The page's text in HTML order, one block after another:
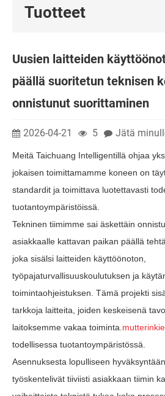
Tuotteet
Uusien laitteiden
päällä suoritetun teknisen
onnistunut suorittaminen
2026-04-21 5 Jätä
Meitä Taichuang Intelligentillä ohjaa
jokaisen toimittamamme koneen on
standardit ja toimittava luotettavasti
tuotantoympäristöissä.
Tekninen tiimimme sai äskettäin
asiakkaalle kattavan paikan päällä
joka sisälsi laitteiden käyttöönoton,
työpajaturvallisuuskoulutuksen ja
toimintaohjeistuksen. Tämä projekti
tarkkoja laitteita, joiden keskeisenä
laitoksemme vakaa toiminta.
todellisessa tuotantoympäristössä.
Asennuksesta lopulliseen
työskentelivät tiiviisti asiakkaan tiimin